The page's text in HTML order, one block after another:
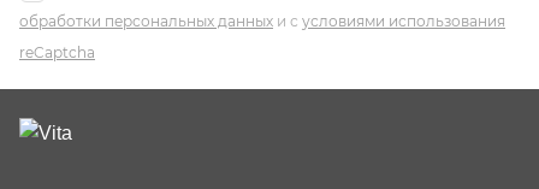
обработки персональных данных и с условиями использования
reCaptcha